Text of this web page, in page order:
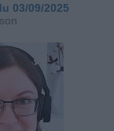
03/09/2025